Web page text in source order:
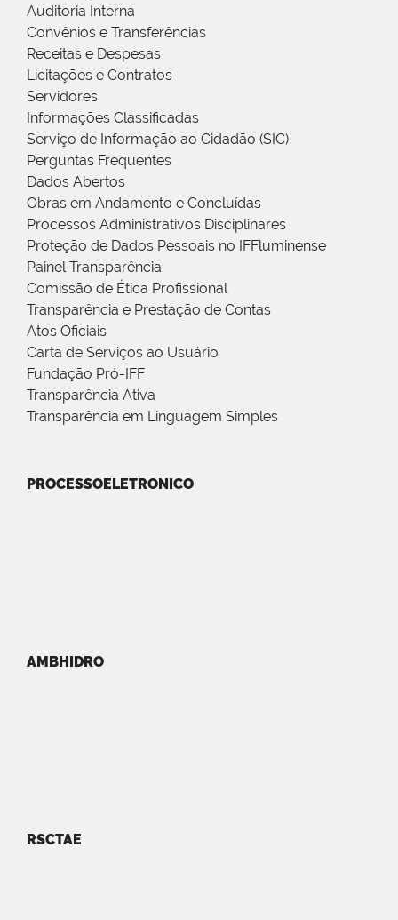
Auditoria Interna
Convênios e Transferências
Receitas e Despesas
Licitações e Contratos
Servidores
Informações Classificadas
Serviço de Informação ao Cidadão (SIC)
Perguntas Frequentes
Dados Abertos
Obras em Andamento e Concluídas
Processos Administrativos Disciplinares
Proteção de Dados Pessoais no IFFluminense
Painel Transparência
Comissão de Ética Profissional
Transparência e Prestação de Contas
Atos Oficiais
Carta de Serviços ao Usuário
Fundação Pró-IFF
Transparência Ativa
Transparência em Linguagem Simples
PROCESSOELETRONICO
AMBHIDRO
RSCTAE